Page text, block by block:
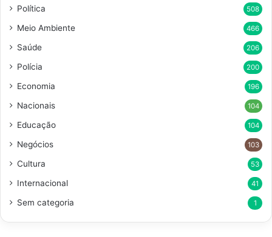
Política 508
Meio Ambiente 466
Saúde 206
Polícia 200
Economia 196
Nacionais 104
Educação 104
Negócios 103
Cultura 53
Internacional 41
Sem categoria 1